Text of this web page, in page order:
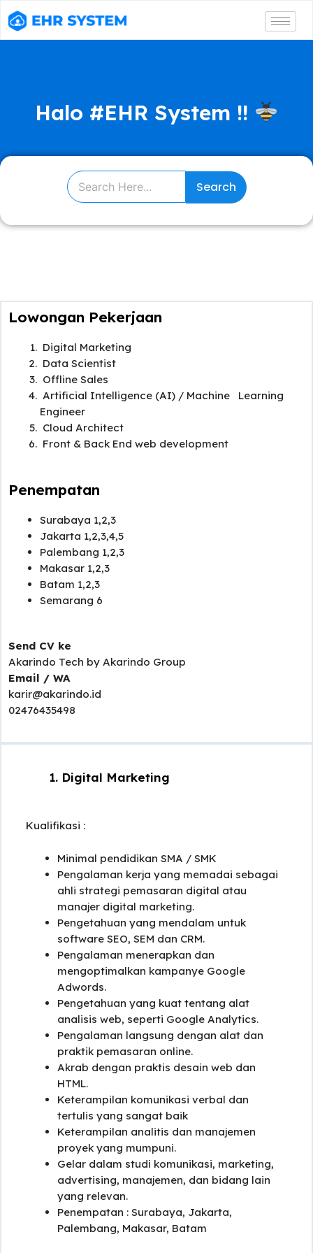
Halo #EHR System !!
Search
Lowongan Pekerjaan
Digital Marketing
Data Scientist
Offline Sales
Artificial Intelligence (AI) / Machine Learning
Engineer
Cloud Architect
Front & Back End web development
Penempatan
Surabaya 1,2,3
Jakarta 1,2,3,4,5
Palembang 1,2,3
Makasar 1,2,3
Batam 1,2,3
Semarang 6
Send CV ke
Akarindo Tech by Akarindo Group
Email / WA
karir@akarindo.id
02476435498
Digital Marketing
Kualifikasi :
Minimal pendidikan SMA / SMK
Pengalaman kerja yang memadai sebagai
ahli strategi pemasaran digital atau
manajer digital marketing.
Pengetahuan yang mendalam untuk
software SEO, SEM dan CRM.
Pengalaman menerapkan dan
mengoptimalkan kampanye Google
Adwords.
Pengetahuan yang kuat tentang alat
analisis web, seperti Google Analytics.
Pengalaman langsung dengan alat dan
praktik pemasaran online.
Akrab dengan praktis desain web dan
HTML.
Keterampilan komunikasi verbal dan
tertulis yang sangat baik
Keterampilan analitis dan manajemen
proyek yang mumpuni.
Gelar dalam studi komunikasi, marketing,
advertising, manajemen, dan bidang lain
yang relevan.
Penempatan : Surabaya, Jakarta,
Palembang, Makasar, Batam